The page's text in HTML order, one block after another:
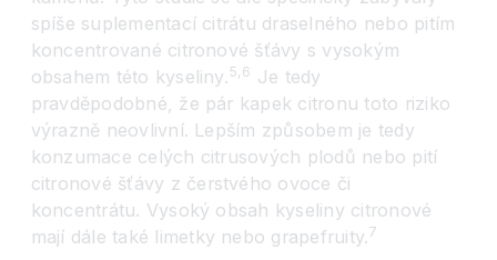
spíše suplementací citrátu draselného nebo pitím
koncentrované citronové šťávy s vysokým
obsahem této kyseliny. 5,6 Je tedy
pravděpodobné, že pár kapek citronu toto riziko
výrazně neovlivní. Lepším způsobem je tedy
konzumace celých citrusových plodů nebo pití
citronové šťávy z čerstvého ovoce či
koncentrátu. Vysoký obsah kyseliny citronové
mají dále také limetky nebo grapefruity.7